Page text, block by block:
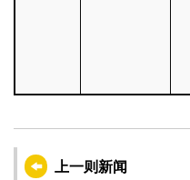
上一则新闻